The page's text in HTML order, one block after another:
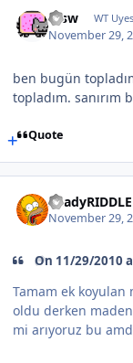
etsw WT
November 29,
ben bugün
topladım. sanırım
Quote
ShadyRIDDLE
November 29,
On 11/29/2010
Tamam ek
oldu derken
mi arıyoruz bu